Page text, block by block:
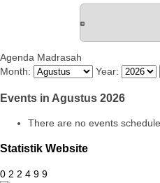
Agenda Madrasah
Month:
Year:
Events in Agustus 2026
There are no events
Statistik Website
0 2 2 4 9 9